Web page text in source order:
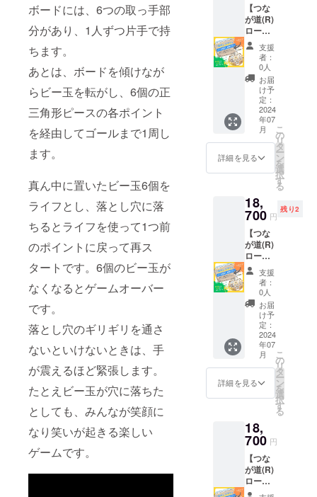
ボードには、6つの取っ手部
分があり、1人ずつ片手で持
ちます。
あとは、ボードを傾けなが
らビー玉を転がし、6個の正
三角形ピースの各ポイント
を経由してゴールまで1周し
ます。
真ん中に置いたビー玉6個を
ライフとし、落とし穴に落
ちるとライフを使って1つ前
のポイントに戻って再ス
タートです。6個のビー玉が
なくなるとゲームオーバー
です。
落とし穴のギリギリを通さ
ないといけないときは、手
が震えるほど緊張します。
たとえビー玉が穴に落ちた
としても、みんなが笑顔に
なり笑いが起きる楽しい
ゲームです。
【つな
が道(R)
ロー
ド】『2
セッ
ト』10
日間貸
出：
7/30(火)
8/8(木)
＋往復
送料を
含む
支援
者：
0人
お届
け予
定：
2024
年07
月
詳細を見る
こ
の
リ
タ
ー
ン
を
選
択
す
る
18,
700 円
残り2
【つな
が道(R)
ロー
ド】『2
セッ
ト』10
日間貸
出：
8/20(火)
8/29(木)
＋往復
送料を
含む
支援
者：
0人
お届
け予
定：
2024
年07
月
詳細を見る
こ
の
リ
タ
ー
ン
を
選
択
す
る
18,
700 円
【つな
が道(R)
ロー
ド】『2